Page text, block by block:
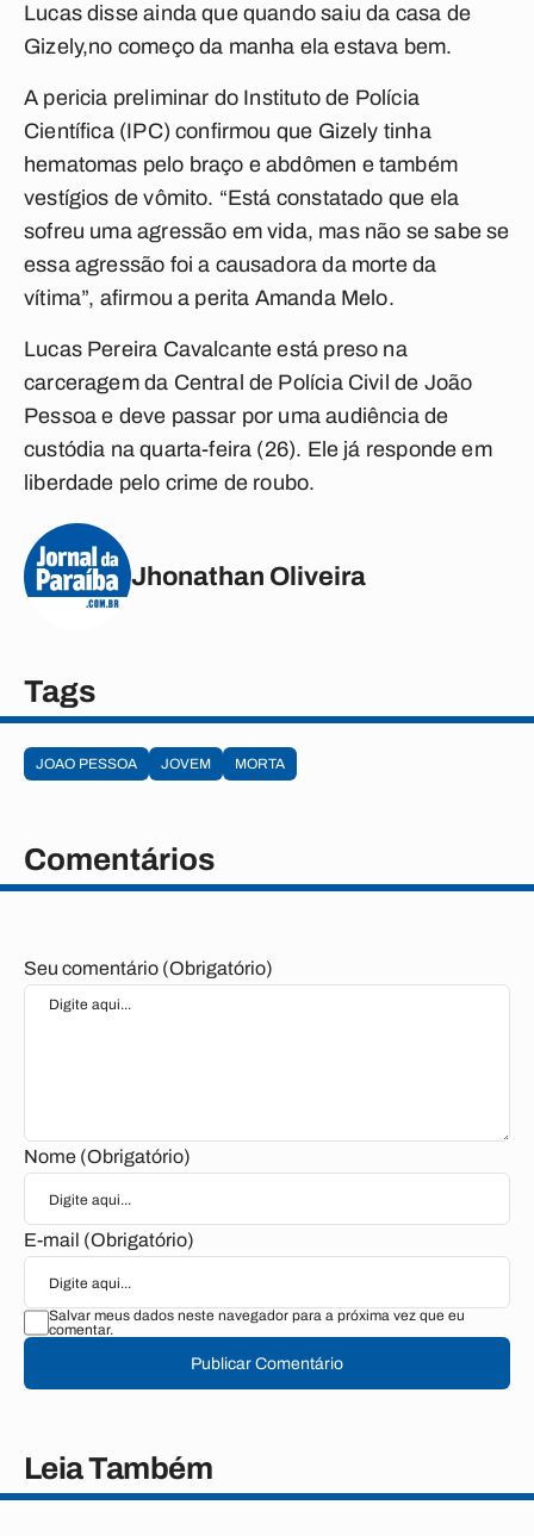
Lucas disse ainda que quando saiu da casa de
Gizely,no começo da manha ela estava bem.
A pericia preliminar do Instituto de Polícia
Científica (IPC) confirmou que Gizely tinha
hematomas pelo braço e abdômen e também
vestígios de vômito. “Está constatado que ela
sofreu uma agressão em vida, mas não se sabe se
essa agressão foi a causadora da morte da
vítima”, afirmou a perita Amanda Melo.
Lucas Pereira Cavalcante está preso na
carceragem da Central de Polícia Civil de João
Pessoa e deve passar por uma audiência de
custódia na quarta-feira (26). Ele já responde em
liberdade pelo crime de roubo.
Jhonathan Oliveira
Tags
JOAO PESSOA JOVEM MORTA
Comentários
Seu comentário (Obrigatório)
Nome (Obrigatório)
E-mail (Obrigatório)
Salvar meus dados neste navegador para a próxima vez que eu
comentar.
Publicar Comentário
Leia Também